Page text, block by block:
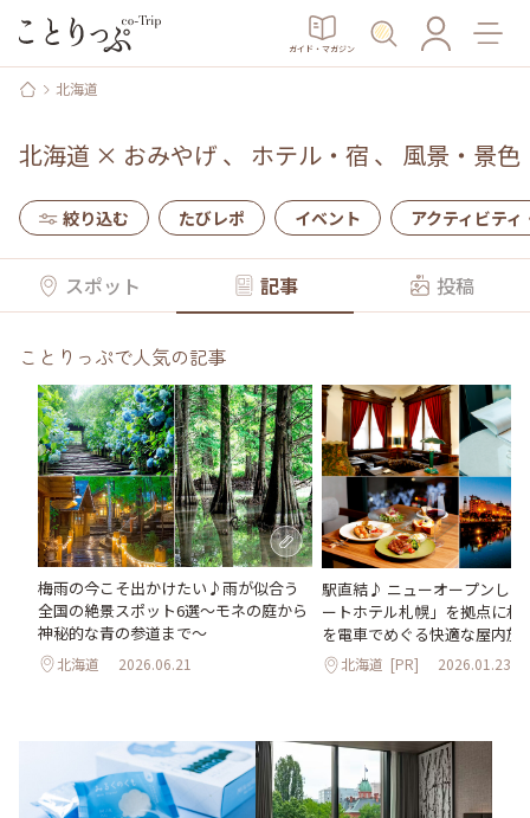
ガイド・マガジン
北海道
北海道 × おみやげ 、 ホテル・宿 、 風景・景色
絞り込む たびレポ イベント アクティビティ
スポット 記事 投稿
ことりっぷで人気の記事
梅雨の今こそ出かけたい♪雨が似合う
全国の絶景スポット6選～モネの庭から
神秘的な青の参道まで～
北海道 2026.06.21
駅直結♪ ニューオープンした
ートホテル札幌」を拠点に札
を電車でめぐる快適な屋内旅
北海道 [PR] 2026.01.23